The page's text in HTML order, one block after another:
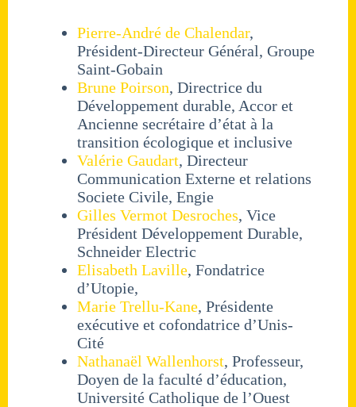
Pierre-André de Chalendar,
Président-Directeur Général, Groupe
Saint-Gobain
Brune Poirson, Directrice du
Développement durable, Accor et
Ancienne secrétaire d’état à la
transition écologique et inclusive
Valérie Gaudart, Directeur
Communication Externe et relations
Societe Civile, Engie
Gilles Vermot Desroches, Vice
Président Développement Durable,
Schneider Electric
Elisabeth Laville, Fondatrice
d’Utopie,
Marie Trellu-Kane, Présidente
exécutive et cofondatrice d’Unis-
Cité
Nathanaël Wallenhorst, Professeur,
Doyen de la faculté d’éducation,
Université Catholique de l’Ouest